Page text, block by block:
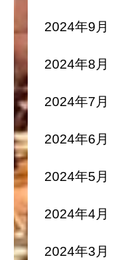
2024年9月
2024年8月
2024年7月
2024年6月
2024年5月
2024年4月
2024年3月